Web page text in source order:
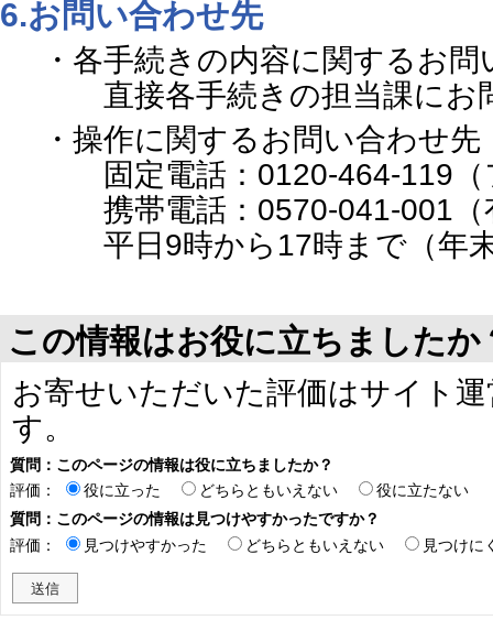
6.お問い合わせ先
・各手続きの内容に関するお問
直接各手続きの担当課にお
・操作に関するお問い合わせ先
固定電話：0120-464-119（
携帯電話：0570-041-001（
平日9時から17時まで（年末
この情報はお役に立ちましたか
お寄せいただいた評価はサイト
す。
質問：このページの情報は役に立ちましたか？
評価：
役に立った どちらともいえない
役に立たない
質問：このページの情報は見つけやすかったですか？
評価：
見つけやすかった どちらともいえない 見つけに